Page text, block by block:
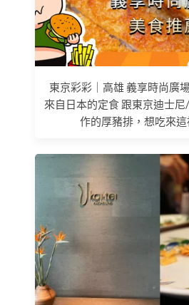
東京彩彩｜高雄 義享時尚廣
來自日本的定食 跟東京迪士
作的厚豬排，想吃來這